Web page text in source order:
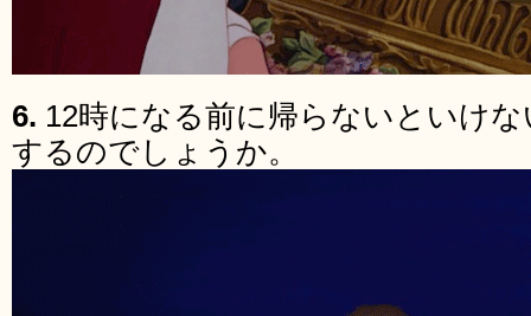
6. 12時になる前に帰らないといけ
するのでしょうか。